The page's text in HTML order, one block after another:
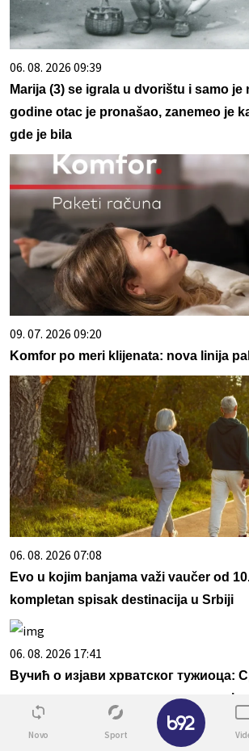
06. 08. 2026 09:39
Marija (3) se igrala u dvorištu i samo je
godine otac je pronašao, zanemeo je
gde je bila
09. 07. 2026 09:20
Komfor po meri klijenata: nova linija
06. 08. 2026 07:08
Evo u kojim banjama važi vaučer od
kompletan spisak destinacija u Srbiji
06. 08. 2026 17:41
Вучић о изјави хрватског тужиоца:
наставити да говори истину о
Novo Sport
✕